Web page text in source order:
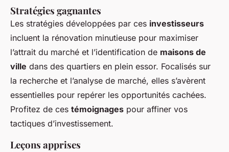
Stratégies gagnantes
Les stratégies développées par ces investisseurs
incluent la rénovation minutieuse pour maximiser
l’attrait du marché et l’identification de maisons de
ville dans des quartiers en plein essor. Focalisés sur
la recherche et l’analyse de marché, elles s’avèrent
essentielles pour repérer les opportunités cachées.
Profitez de ces témoignages pour affiner vos
tactiques d’investissement.
Leçons apprises